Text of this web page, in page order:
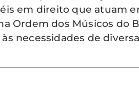
em direito que atuam
Ordem dos Músicos do
necessidades de